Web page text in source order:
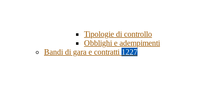
Tipologie di controllo
Obblighi e adempimenti
Bandi di gara e contratti 1227